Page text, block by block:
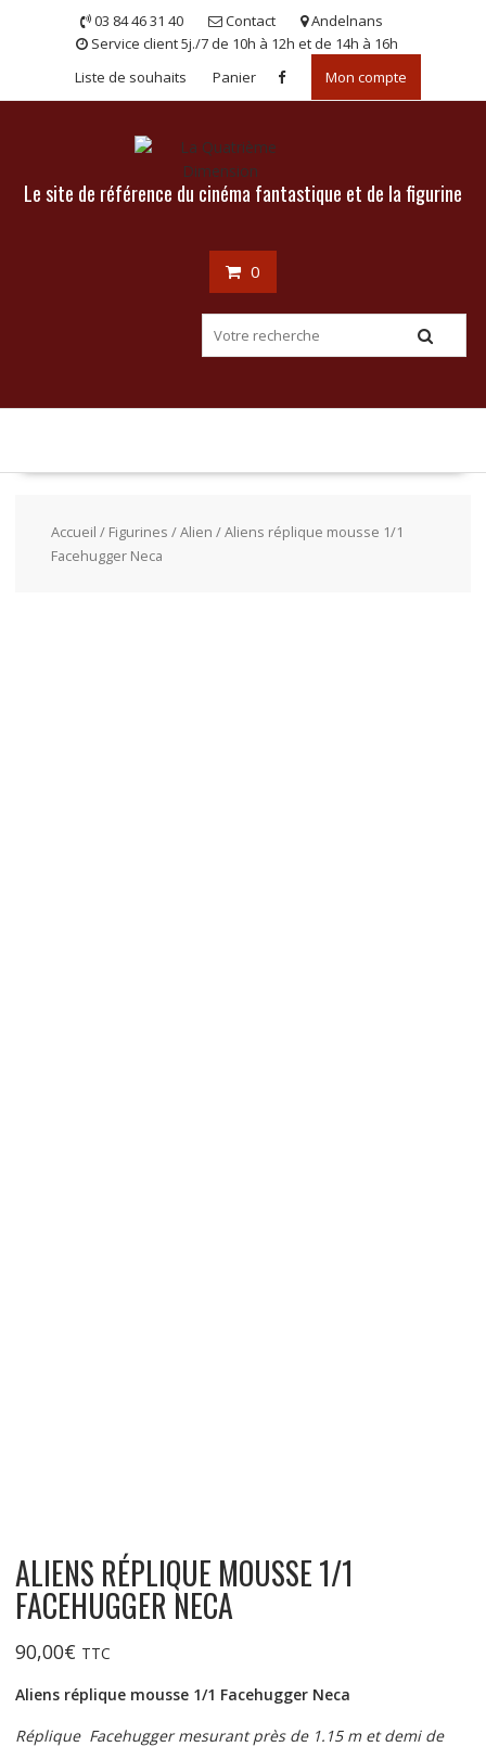
03 84 46 31 40 Contact
Andelnans
Service client 5j./7 de 10h à 12h et de 14h à 16h
Liste de souhaits
Panier Mon compte
Le site de référence du cinéma fantastique et de la figurine
0
Accueil / Figurines /Alien / Aliens réplique mousse 1/1
Facehugger Neca
ALIENS RÉPLIQUE MOUSSE 1/1
FACEHUGGER NECA
90,00€ TTC
Aliens réplique mousse 1/1 Facehugger Neca
Réplique Facehugger mesurant près de 1.15 m et demi de